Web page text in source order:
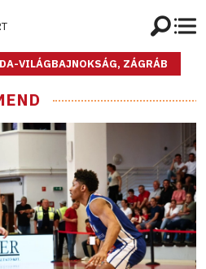
VILÁGBAJNOKSÁG, ZÁGRÁB